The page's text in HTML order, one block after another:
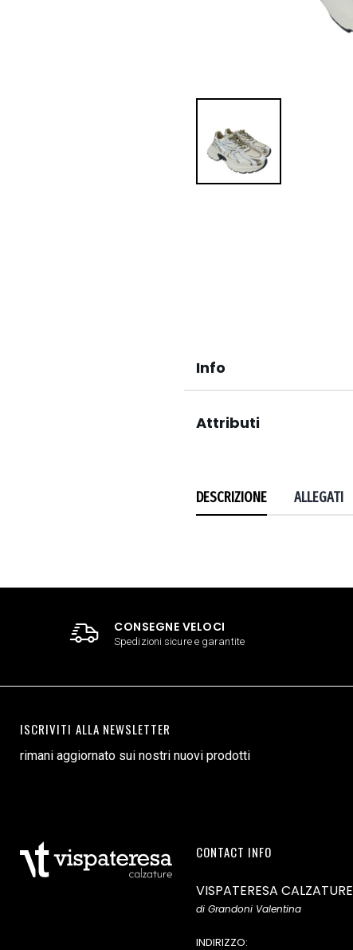
Info
Attributi
DESCRIZIONE ALLEGATI
CONSEGNE VELOCI
Spedizioni sicure e garantite
ISCRIVITI ALLA NEWSLETTER
rimani aggiornato sui nostri nuovi prodotti
CONTACT INFO
VISPATERESA CALZATURE
di Grandoni Valentina
INDIRIZZO: